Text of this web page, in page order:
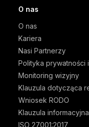
O nas
O nas
Kariera
Nasi Partnerzy
Polityka prywatności
Monitoring wizyjny
Klauzula dotycząca
Wniosek RODO
Klauzula informacyjna
ISO 27001:2017